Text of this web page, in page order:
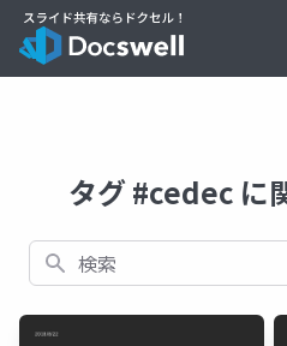
タグ #cedec に
検索